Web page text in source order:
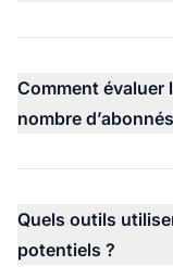
Comment évaluer
nombre
Quels outils
potentiels ?